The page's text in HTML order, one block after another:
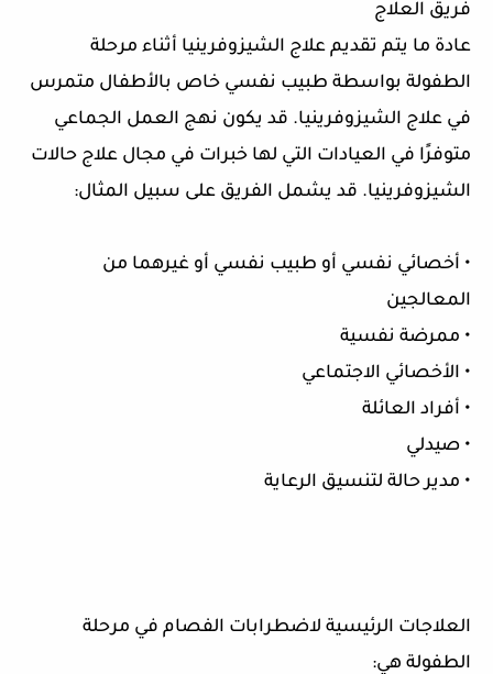
فريق العلاج
عادة ما يتم تقديم علاج الشيزوفرينيا أثناء مرحلة
الطفولة بواسطة طبيب نفسي خاص بالأطفال متمرس
في علاج الشيزوفرينيا. قد يكون نهج العمل الجماعي
متوفرًا في العيادات التي لها خبرات في مجال علاج حالات
الشيزوفرينيا. قد يشمل الفريق على سبيل المثال:
• أخصائي نفسي أو طبيب نفسي أو غيرهما من
المعالجين
• ممرضة نفسية
• الأخصائي الاجتماعي
• أفراد العائلة
• صيدلي
• مدير حالة لتنسيق الرعاية
العلاجات الرئيسية لاضطرابات الفصام في مرحلة
الطفولة هي: